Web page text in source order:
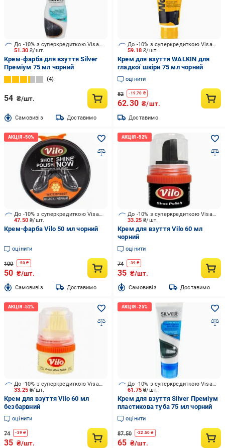
51.30₴/шт.
До -10% з суперкредиткою Visa Вигода
Крем-фарба для взуття Silver
Преміум 75 мл чорний
4
54 ₴/шт.
Cамовивіз Доставимо
59.18₴/шт.
До -10% з суперкредиткою Visa Вигода
Крем для взуття WALKIN для
гладкої шкіри 75 мл чорний
оцінити
82 -19.70 ₴
62.30 ₴/шт.
Доставимо
47.50₴/шт.
До -10% з суперкредиткою Visa Вигода
Крем-фарба Vilo 50 мл чорний
оцінити
100 -50 ₴
50 ₴/шт.
Cамовивіз Доставимо
33.25₴/шт.
До -10% з суперкредиткою Visa Вигода
Крем для взуття Vilo 60 мл
чорний
оцінити
74 -39₴
35 ₴/шт.
Cамовивіз Доставимо
33.25₴/шт.
До -10% з суперкредиткою Visa Вигода
Крем для взуття Vilo 60 мл
безбарвний
оцінити
74 -39 ₴
35 ₴/шт.
61.75₴/шт.
До -10% з суперкредиткою Visa Вигода
Крем для взуття Silver Преміум
пластикова туба 75 мл чорний
оцінити
87.50 -22.50 ₴
65 ₴/шт.